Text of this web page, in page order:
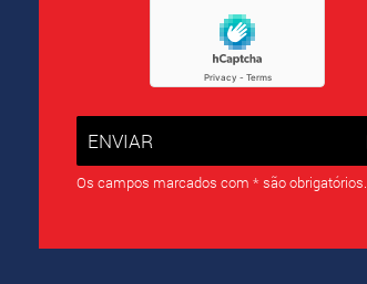
ENVIAR
Os campos marcados com * são obrigatórios.